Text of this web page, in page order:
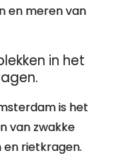
en meren van
in het
is het
van zwakke
en rietkragen.